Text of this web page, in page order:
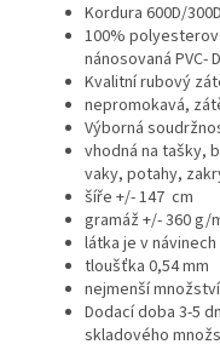
Kordura 600D/
100%
nánosovaná PVC-
Kvalitní rubový
nepromokavá,
Výborná
vhodná na tašky,
vaky, potahy,
šíře +/- 147 cm
gramáž +/- 360 g/
látka je v
tloušťka 0,54 mm
nejmenší
Dodací doba 3-5
skladového